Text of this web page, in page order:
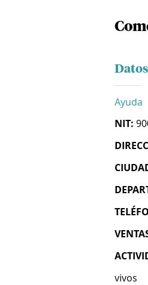
Ayuda
NIT:
vivos